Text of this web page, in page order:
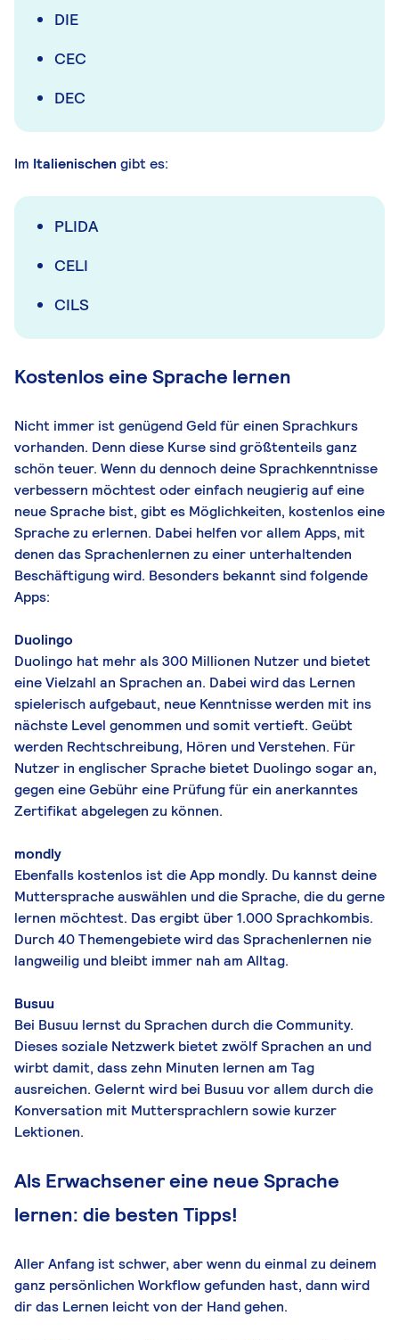
DIE
CEC
DEC
Im Italienischengibt es:
PLIDA
CELI
CILS
Kostenlos eine Sprache lernen
Nicht immer ist genügend Geld für einen Sprachkurs
vorhanden. Denn diese Kurse sind größtenteils ganz
schön teuer. Wenn du dennoch deine Sprachkenntnisse
verbessern möchtest oder einfach neugierig auf eine
neue Sprache bist, gibt es Möglichkeiten, kostenlos eine
Sprache zu erlernen. Dabei helfen vor allem Apps, mit
denen das Sprachenlernen zu einer unterhaltenden
Beschäftigung wird. Besonders bekannt sind folgende
Apps:
Duolingo
Duolingo hat mehr als 300 Millionen Nutzer und bietet
eine Vielzahl an Sprachen an. Dabei wird das Lernen
spielerisch aufgebaut, neue Kenntnisse werden mit ins
nächste Level genommen und somit vertieft. Geübt
werden Rechtschreibung, Hören und Verstehen. Für
Nutzer in englischer Sprache bietet Duolingo sogar an,
gegen eine Gebühr eine Prüfung für ein anerkanntes
Zertifikat abgelegen zu können.
mondly
Ebenfalls kostenlos ist die App mondly. Du kannst deine
Muttersprache auswählen und die Sprache, die du gerne
lernen möchtest. Das ergibt über 1.000 Sprachkombis.
Durch 40 Themengebiete wird das Sprachenlernen nie
langweilig und bleibt immer nah am Alltag.
Busuu
Bei Busuu lernst du Sprachen durch die Community.
Dieses soziale Netzwerk bietet zwölf Sprachen an und
wirbt damit, dass zehn Minuten lernen am Tag
ausreichen. Gelernt wird bei Busuu vor allem durch die
Konversation mit Muttersprachlern sowie kurzer
Lektionen.
Als Erwachsener eine neue Sprache
lernen: die besten Tipps!
Aller Anfang ist schwer, aber wenn du einmal zu deinem
ganz persönlichen Workflow gefunden hast, dann wird
dir das Lernen leicht von der Hand gehen.